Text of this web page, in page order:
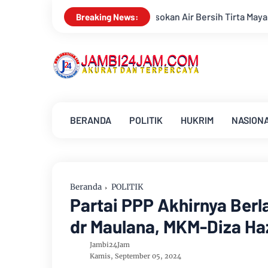
Breaking News:
Air Bersih Tirta Mayang Jambi Keruh Kajati Jambi
BERANDA POLITIK HUKRIM
Beranda POLITIK
Partai PPP Akhirnya
dr Maulana, MKM-Diza
Jambi24Jam
Kamis, September 05, 2024